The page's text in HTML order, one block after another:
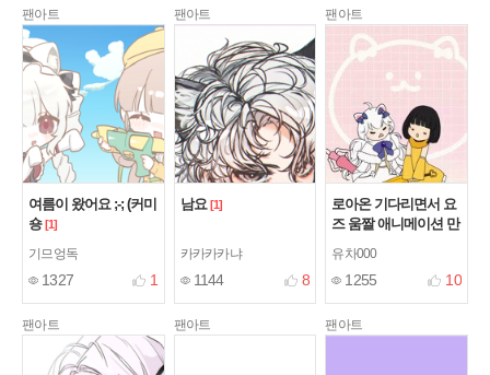
팬아트
여름이 왔어요 ;-; (커미
숑 [1]
기므엉독
1327 1
팬아트
남요 [1]
카카카카냐
1144 8
팬아트
로아온 기다리면서 요
즈 움짤 애니메이션 만
유차000
1255 10
팬아트 팬아트 팬아트